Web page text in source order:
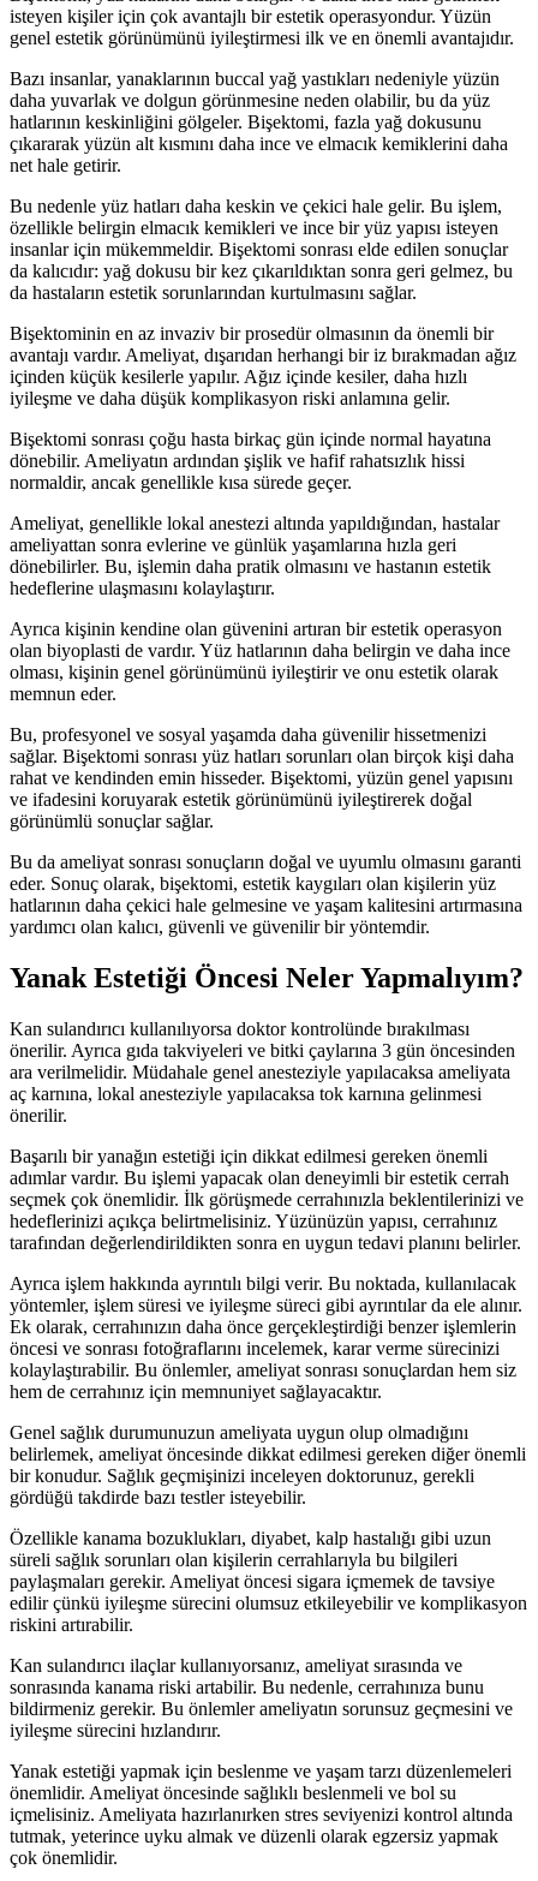
isteyen kişiler için çok avantajlı bir estetik operasyondur. Yüzün
genel estetik görünümünü iyileştirmesi ilk ve en önemli avantajıdır.
Bazı insanlar, yanaklarının buccal yağ yastıkları nedeniyle yüzün
daha yuvarlak ve dolgun görünmesine neden olabilir, bu da yüz
hatlarının keskinliğini gölgeler. Bişektomi, fazla yağ dokusunu
çıkararak yüzün alt kısmını daha ince ve elmacık kemiklerini daha
net hale getirir.
Bu nedenle yüz hatları daha keskin ve çekici hale gelir. Bu işlem,
özellikle belirgin elmacık kemikleri ve ince bir yüz yapısı isteyen
insanlar için mükemmeldir. Bişektomi sonrası elde edilen sonuçlar
da kalıcıdır: yağ dokusu bir kez çıkarıldıktan sonra geri gelmez, bu
da hastaların estetik sorunlarından kurtulmasını sağlar.
Bişektominin en az invaziv bir prosedür olmasının da önemli bir
avantajı vardır. Ameliyat, dışarıdan herhangi bir iz bırakmadan ağız
içinden küçük kesilerle yapılır. Ağız içinde kesiler, daha hızlı
iyileşme ve daha düşük komplikasyon riski anlamına gelir.
Bişektomi sonrası çoğu hasta birkaç gün içinde normal hayatına
dönebilir. Ameliyatın ardından şişlik ve hafif rahatsızlık hissi
normaldir, ancak genellikle kısa sürede geçer.
Ameliyat, genellikle lokal anestezi altında yapıldığından, hastalar
ameliyattan sonra evlerine ve günlük yaşamlarına hızla geri
dönebilirler. Bu, işlemin daha pratik olmasını ve hastanın estetik
hedeflerine ulaşmasını kolaylaştırır.
Ayrıca kişinin kendine olan güvenini artıran bir estetik operasyon
olan biyoplasti de vardır. Yüz hatlarının daha belirgin ve daha ince
olması, kişinin genel görünümünü iyileştirir ve onu estetik olarak
memnun eder.
Bu, profesyonel ve sosyal yaşamda daha güvenilir hissetmenizi
sağlar. Bişektomi sonrası yüz hatları sorunları olan birçok kişi daha
rahat ve kendinden emin hisseder. Bişektomi, yüzün genel yapısını
ve ifadesini koruyarak estetik görünümünü iyileştirerek doğal
görünümlü sonuçlar sağlar.
Bu da ameliyat sonrası sonuçların doğal ve uyumlu olmasını garanti
eder. Sonuç olarak, bişektomi, estetik kaygıları olan kişilerin yüz
hatlarının daha çekici hale gelmesine ve yaşam kalitesini artırmasına
yardımcı olan kalıcı, güvenli ve güvenilir bir yöntemdir.
Yanak Estetiği Öncesi Neler Yapmalıyım?
Kan sulandırıcı kullanılıyorsa doktor kontrolünde bırakılması
önerilir. Ayrıca gıda takviyeleri ve bitki çaylarına 3 gün öncesinden
ara verilmelidir. Müdahale genel anesteziyle yapılacaksa ameliyata
aç karnına, lokal anesteziyle yapılacaksa tok karnına gelinmesi
önerilir.
Başarılı bir yanağın estetiği için dikkat edilmesi gereken önemli
adımlar vardır. Bu işlemi yapacak olan deneyimli bir estetik cerrah
seçmek çok önemlidir. İlk görüşmede cerrahınızla beklentilerinizi ve
hedeflerinizi açıkça belirtmelisiniz. Yüzünüzün yapısı, cerrahınız
tarafından değerlendirildikten sonra en uygun tedavi planını belirler.
Ayrıca işlem hakkında ayrıntılı bilgi verir. Bu noktada, kullanılacak
yöntemler, işlem süresi ve iyileşme süreci gibi ayrıntılar da ele alınır.
Ek olarak, cerrahınızın daha önce gerçekleştirdiği benzer işlemlerin
öncesi ve sonrası fotoğraflarını incelemek, karar verme sürecinizi
kolaylaştırabilir. Bu önlemler, ameliyat sonrası sonuçlardan hem siz
hem de cerrahınız için memnuniyet sağlayacaktır.
Genel sağlık durumunuzun ameliyata uygun olup olmadığını
belirlemek, ameliyat öncesinde dikkat edilmesi gereken diğer önemli
bir konudur. Sağlık geçmişinizi inceleyen doktorunuz, gerekli
gördüğü takdirde bazı testler isteyebilir.
Özellikle kanama bozuklukları, diyabet, kalp hastalığı gibi uzun
süreli sağlık sorunları olan kişilerin cerrahlarıyla bu bilgileri
paylaşmaları gerekir. Ameliyat öncesi sigara içmemek de tavsiye
edilir çünkü iyileşme sürecini olumsuz etkileyebilir ve komplikasyon
riskini artırabilir.
Kan sulandırıcı ilaçlar kullanıyorsanız, ameliyat sırasında ve
sonrasında kanama riski artabilir. Bu nedenle, cerrahınıza bunu
bildirmeniz gerekir. Bu önlemler ameliyatın sorunsuz geçmesini ve
iyileşme sürecini hızlandırır.
Yanak estetiği yapmak için beslenme ve yaşam tarzı düzenlemeleri
önemlidir. Ameliyat öncesinde sağlıklı beslenmeli ve bol su
içmelisiniz. Ameliyata hazırlanırken stres seviyenizi kontrol altında
tutmak, yeterince uyku almak ve düzenli olarak egzersiz yapmak
çok önemlidir.